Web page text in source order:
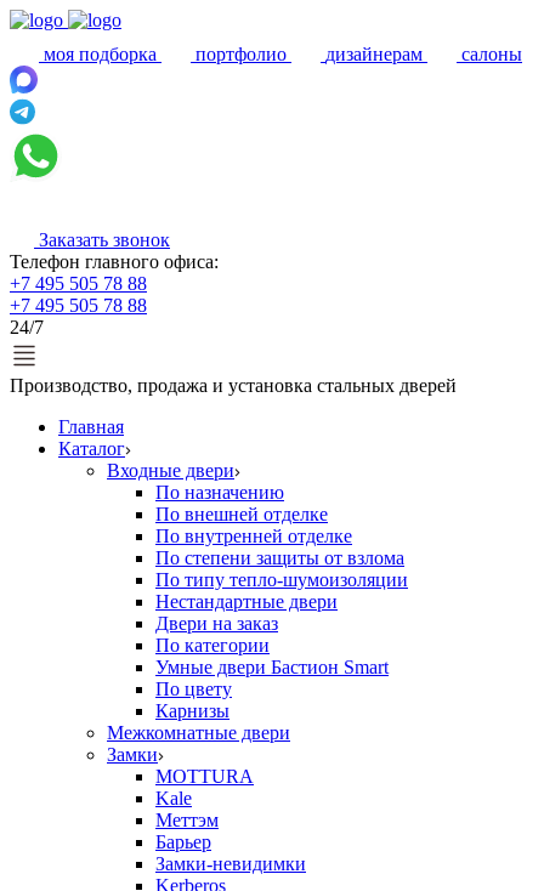
моя подборка портфолио дизайнерам салоны
Заказать звонок
Телефон главного офиса:
+7 495 505 78 88
+7 495 505 78 88
24/7
Производство, продажа и установка стальных дверей
Главная
Каталог
Входные двери
По назначению
По внешней отделке
По внутренней отделке
По степени защиты от взлома
По типу тепло-шумоизоляции
Нестандартные двери
Двери на заказ
По категории
Умные двери Бастион Smart
По цвету
Карнизы
Межкомнатные двери
Замки
MOTTURA
Kale
Меттэм
Барьер
Замки-невидимки
Kerberos